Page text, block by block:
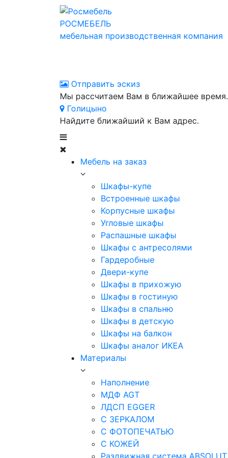
РОСМЕБЕЛЬ
мебельная производственная компания
Отправить эскиз
Мы рассчитаем Вам в ближайшее время.
Голицыно
Найдите ближайший к Вам адрес.
Мебель на заказ
Шкафы-купе
Встроенные шкафы
Корпусные шкафы
Угловые шкафы
Распашные шкафы
Шкафы с антресолями
Гардеробные
Двери-купе
Шкафы в прихожую
Шкафы в гостиную
Шкафы в спальню
Шкафы в детскую
Шкафы на балкон
Шкафы аналог ИКЕА
Материалы
Наполнение
МДФ AGT
ЛДСП EGGER
С ЗЕРКАЛОМ
С ФОТОПЕЧАТЬЮ
С КОЖЕЙ
Раздвижная система ABSOLUT